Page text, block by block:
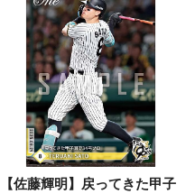
【佐藤輝明】戻ってきた甲子